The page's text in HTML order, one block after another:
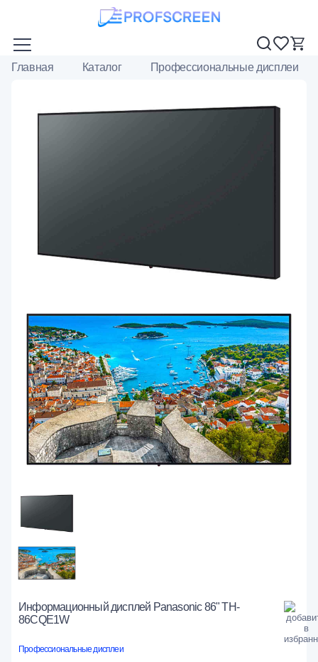
Главная Каталог Профессиональные дисплеи
Информационный дисплей Panasonic 86" TH-
86CQE1W
Профессиональные дисплеи